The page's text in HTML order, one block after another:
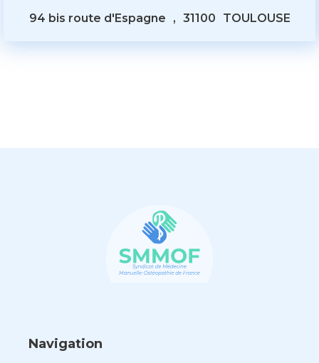
94 bis route d'Espagne , 31100 TOULOUSE
Navigation